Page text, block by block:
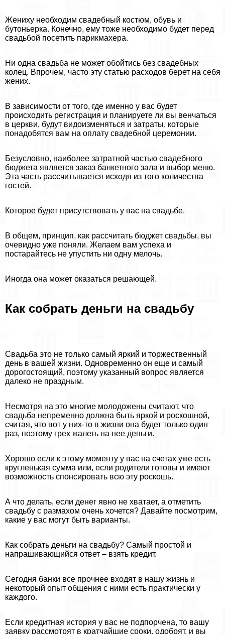
Жениху необходим свадебный костюм, обувь и
бутоньерка. Конечно, ему тоже необходимо будет перед
свадьбой посетить парикмахера.
Ни одна свадьба не может обойтись без свадебных
колец. Впрочем, часто эту статью расходов берет на себя
жених.
В зависимости от того, где именно у вас будет
происходить регистрация и планируете ли вы венчаться
в церкви, будут видоизменяться и затраты, которые
понадобятся вам на оплату свадебной церемонии.
Безусловно, наиболее затратной частью свадебного
бюджета является заказ банкетного зала и выбор меню.
Эта часть рассчитывается исходя из того количества
гостей.
Которое будет присутствовать у вас на свадьбе.
В общем, принцип, как рассчитать бюджет свадьбы, вы
очевидно уже поняли. Желаем вам успеха и
постарайтесь не упустить ни одну мелочь.
Иногда она может оказаться решающей.
Как собрать деньги на свадьбу
Свадьба это не только самый яркий и торжественный
день в вашей жизни. Одновременно он еще и самый
дорогостоящий, поэтому указанный вопрос является
далеко не праздным.
Несмотря на это многие молодожены считают, что
свадьба непременно должна быть яркой и роскошной,
считая, что вот у них-то в жизни она будет только один
раз, поэтому грех жалеть на нее деньги.
Хорошо если к этому моменту у вас на счетах уже есть
кругленькая сумма или, если родители готовы и имеют
возможность спонсировать всю эту роскошь.
А что делать, если денег явно не хватает, а отметить
свадьбу с размахом очень хочется? Давайте посмотрим,
какие у вас могут быть варианты.
Как собрать деньги на свадьбу? Самый простой и
напрашивающийся ответ – взять кредит.
Сегодня банки все прочнее входят в нашу жизнь и
некоторый опыт общения с ними есть пpaктически у
каждого.
Если кредитная история у вас не подпорчена, то вашу
заявку рассмотрят в кратчайшие сроки, одобрят, и вы